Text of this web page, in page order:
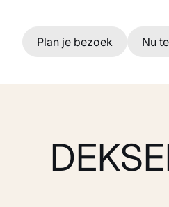
Ga naar hoofdinhoud
Plan je bezoek Nu